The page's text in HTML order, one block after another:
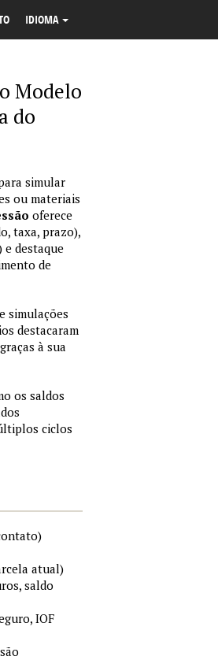
IDIOMA
Modelo
do
simular
ou materiais
oferece
taxa, prazo),
destaque
de
simulações
destacaram
à sua
os saldos
ciclos
atual)
saldo
IOF